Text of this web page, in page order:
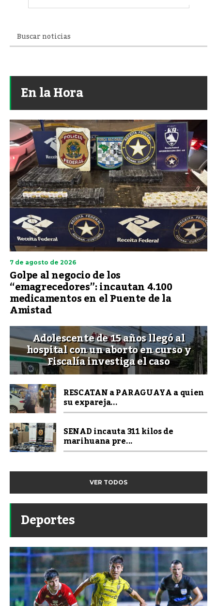
En la Hora
7 de agosto de 2026
Golpe al negocio de los
“emagrecedores”: incautan 4.100
medicamentos en el Puente de la
Amistad
Adolescente de 15 años llegó al
hospital con un aborto en curso y
Fiscalía investiga el caso
RESCATAN a PARAGUAYA a quien
su expareja...
SENAD incauta 311 kilos de
marihuana pre...
VER TODOS
Deportes